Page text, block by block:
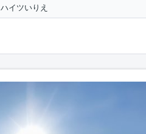
ハイツいりえ